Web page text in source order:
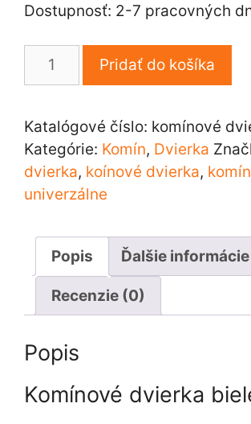
Dostupnosť: 2-7 pracovných
množstvo
biele
Pridať do košíka
Katalógové číslo: komínové
Kategórie: Komín, Dvierka
dvierka, koínové dvierka, komín
univerzálne
Popis Ďalšie informácie
Recenzie (0)
Popis
Komínové dvierka